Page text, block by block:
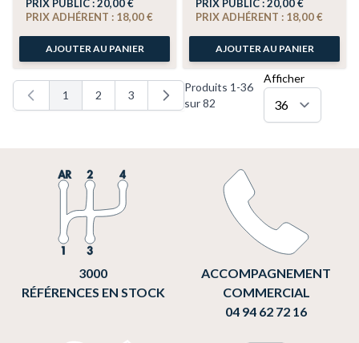
PRIX PUBLIC :20,00 €
PRIX ADHÉRENT : 18,00 €
AJOUTER AU PANIER
PRIX PUBLIC :20,00 €
PRIX ADHÉRENT : 18,00 €
AJOUTER AU PANIER
Produits 1 -36
sur82
Vous lisez actuellement la page
1 Page
2 Page
3
Afficher
3000
RÉFÉRENCES EN STOCK
ACCOMPAGNEMENT
COMMERCIAL
04 94 62 72 16